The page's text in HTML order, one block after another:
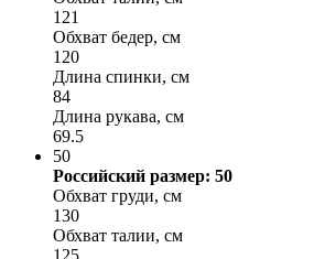
121
Обхват бедер, см
120
Длина спинки, см
84
Длина рукава, см
69.5
50
Российский размер: 50
Обхват груди, см
130
Обхват талии, см
125